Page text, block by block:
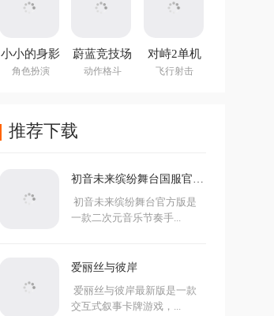
小小的身影
重叠的内心
角色扮演
蔚蓝竞技场
手机版
动作格斗
对峙2单机
版手游
飞行射击
推荐下载
初音未来缤纷舞台国服官方
初音未来缤纷舞台官方版是
一款二次元音乐节奏手...
爱丽丝与彼岸
爱丽丝与彼岸最新版是一款
交互式叙事卡牌游戏，...